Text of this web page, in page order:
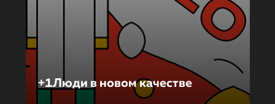
+1Люди в новом качестве